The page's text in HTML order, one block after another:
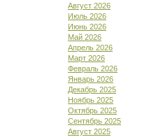
Август 2026
Июль 2026
Июнь 2026
Май 2026
Апрель 2026
Март 2026
Февраль 2026
Январь 2026
Декабрь 2025
Ноябрь 2025
Октябрь 2025
Сентябрь 2025
Август 2025